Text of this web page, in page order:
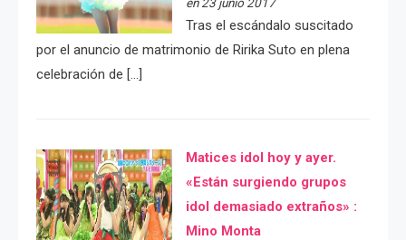
Tras el escándalo suscitado
por el anuncio de matrimonio de Ririka Suto en plena
celebración de […]
Matices idol hoy y ayer.
«Están surgiendo grupos
idol demasiado extraños» :
Mino Monta